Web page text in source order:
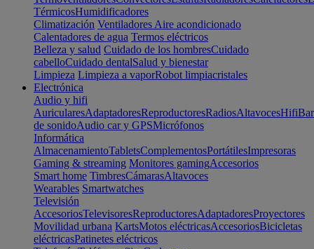
TérmicosHumidificadores
Climatización Ventiladores Aire acondicionado
Calentadores de agua Termos eléctricos
Belleza y salud Cuidado de los hombresCuidado
cabelloCuidado dentalSalud y bienestar
Limpieza Limpieza a vaporRobot limpiacristales
Electrónica
Audio y hifi
AuricularesAdaptadoresReproductoresRadiosAltavocesHifi
de sonidoAudio car y GPSMicrófonos
Informática
AlmacenamientoTabletsComplementosPortátilesImpresoras
Gaming & streaming Monitores gamingAccesorios
Smart home TimbresCámarasAltavoces
Wearables Smartwatches
Televisión
AccesoriosTelevisoresReproductoresAdaptadoresProyectores
Movilidad urbana KartsMotos eléctricasAccesoriosBicicletas
eléctricasPatinetes eléctricos